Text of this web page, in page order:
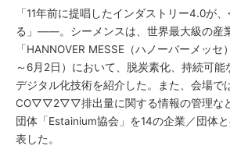
「11年前に提唱したインダストリー4.0が
る」――。シーメンスは、世界最大級の産
「HANNOVER MESSE（ハノーバーメッ
～6月2日）において、脱炭素化、持続可能
デジタル化技術を紹介した。また、会場で
CO▽▽2▽▽排出量に関する情報の管理な
団体「Estainium協会」を14の企業／団体
表した。